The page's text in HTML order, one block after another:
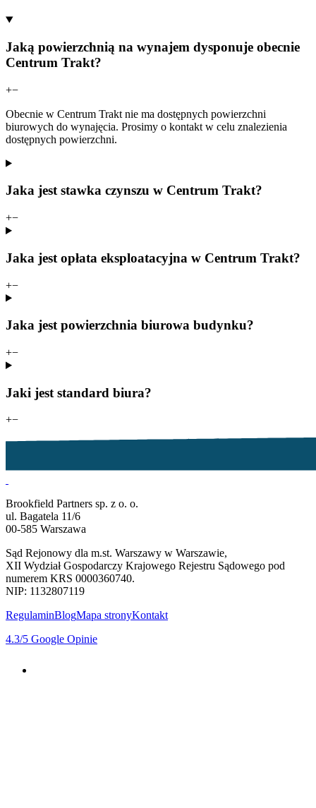
Jaką powierzchnią na wynajem dysponuje obecnie
Centrum Trakt?
+−
Obecnie w Centrum Trakt nie ma dostępnych powierzchni
biurowych do wynajęcia. Prosimy o kontakt w celu znalezienia
dostępnych powierzchni.
Jaka jest stawka czynszu w Centrum Trakt?
+−
Jaka jest opłata eksploatacyjna w Centrum Trakt?
+−
Jaka jest powierzchnia biurowa budynku?
+−
Jaki jest standard biura?
+−
Brookfield Partners sp. z o. o.
ul. Bagatela 11/6
00-585 Warszawa
Sąd Rejonowy dla m.st. Warszawy w Warszawie,
XII Wydział Gospodarczy Krajowego Rejestru Sądowego pod
numerem KRS 0000360740.
NIP: 1132807119
RegulaminBlogMapa stronyKontakt
4.3/5 Google Opinie